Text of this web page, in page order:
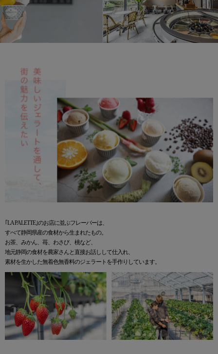
｢LA PALETTE｣のお店に並ぶフレーバーは、
すべて静岡県産の食材から生まれたもの。
お茶、みかん、苺、わさび、桃など、
地元静岡の食材を農家さんと直接お話しして仕入れ、
素材を生かした無着色無香料のジェラートを手作りしています。